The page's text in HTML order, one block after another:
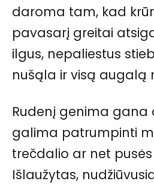
daroma tam, kad
pavasarį greitai
ilgus, nepaliestus
nušąla ir visą augalą
Rudenį genima gana
galima patrumpinti
trečdalio ar net pusės
Išlaužytas,